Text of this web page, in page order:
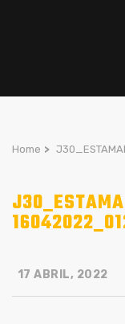
Home >
17 ABRIL, 2022